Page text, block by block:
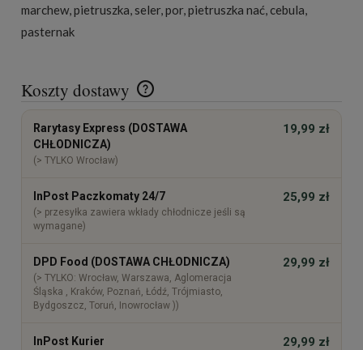
marchew, pietruszka, seler, por, pietruszka nać, cebula,
pasternak
Koszty dostawy
Cena nie zawiera ewentualnych kosztów płatności
Rarytasy Express (DOSTAWA
CHŁODNICZA)
(> TYLKO Wrocław)
19,99 zł
InPost Paczkomaty 24/7
(> przesyłka zawiera wkłady chłodnicze jeśli są
wymagane)
25,99 zł
DPD Food (DOSTAWA CHŁODNICZA)
(> TYLKO: Wrocław, Warszawa, Aglomeracja
Śląska , Kraków, Poznań, Łódź, Trójmiasto,
Bydgoszcz, Toruń, Inowrocław ))
29,99 zł
InPost Kurier 29,99 zł